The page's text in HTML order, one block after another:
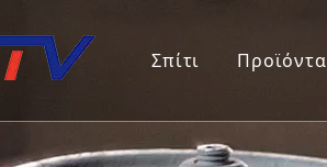
Σπίτι Προϊόντα